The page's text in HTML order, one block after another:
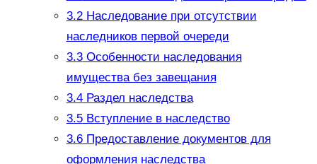
3.2Наследование при отсутствии
наследников первой очереди
3.3Особенности наследования
имущества без завещания
3.4Раздел наследства
3.5Вступление в наследство
3.6Предоставление документов для
оформления наследства